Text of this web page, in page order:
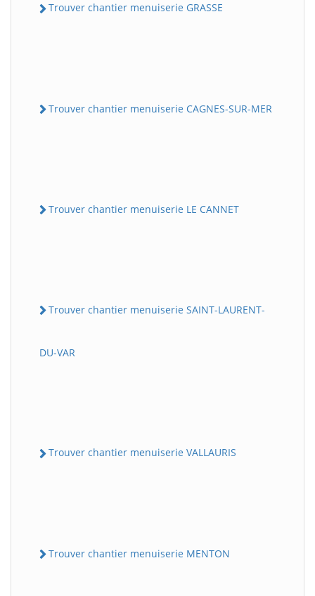
Trouver chantier menuiserie GRASSE
Trouver chantier menuiserie CAGNES-SUR-MER
Trouver chantier menuiserie LE CANNET
Trouver chantier menuiserie SAINT-LAURENT-
DU-VAR
Trouver chantier menuiserie VALLAURIS
Trouver chantier menuiserie MENTON